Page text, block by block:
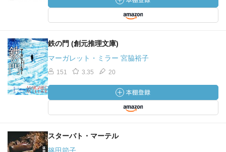
鉄の門 (創元推理文庫)
マーガレット・ミラー 宮脇裕子
151 3.35 20
スターバト・マーテル